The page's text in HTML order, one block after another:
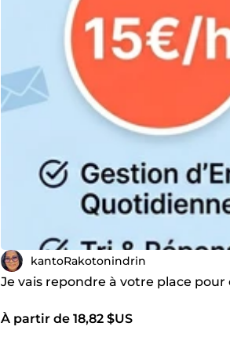
kantoRakotonindrin
Je vais repondre à votre place
À partir de 18,82 $US